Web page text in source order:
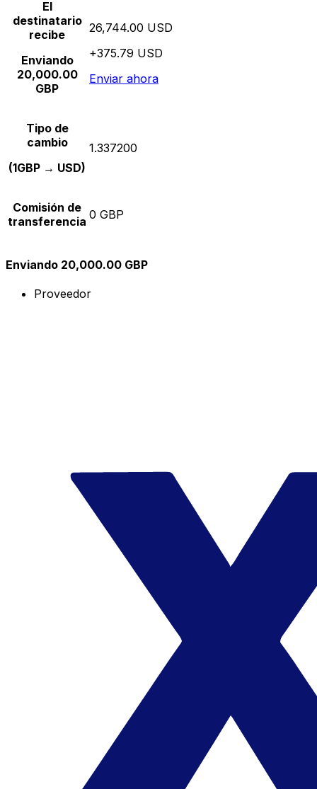
El
destinatario
recibe
Enviando
20,000.00
GBP
26,744.00 USD
+375.79 USD
Enviar ahora
Tipo de
cambio
(1GBP → USD)
1.337200
Comisión de
transferencia 0 GBP
Enviando 20,000.00 GBP
Proveedor